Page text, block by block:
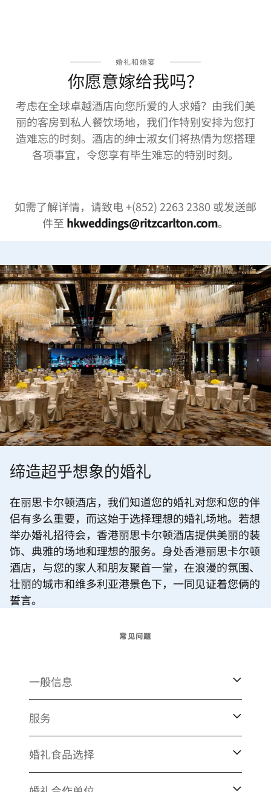
婚礼和婚宴
你愿意嫁给我吗？
考虑在全球卓越酒店向您所爱的人求婚？由我们美
丽的客房到私人餐饮场地，我们作特别安排为您打
造难忘的时刻。酒店的绅士淑女们将热情为您搭理
各项事宜，令您享有毕生难忘的特别时刻。
如需了解详情，请致电 +(852) 2263 2380 或发送邮
件至 hkweddings@ritzcarlton.com。
缔造超乎想象的婚礼
在丽思卡尔顿酒店，我们知道您的婚礼对您和您的伴
侣有多么重要，而这始于选择理想的婚礼场地。若想
举办婚礼招待会，香港丽思卡尔顿酒店提供美丽的装
饰、典雅的场地和理想的服务。身处香港丽思卡尔顿
酒店，与您的家人和朋友聚首一堂，在浪漫的氛围、
壮丽的城市和维多利亚港景色下，一同见证着您俩的
誓言。
常见问题
一般信息
服务
婚礼食品选择